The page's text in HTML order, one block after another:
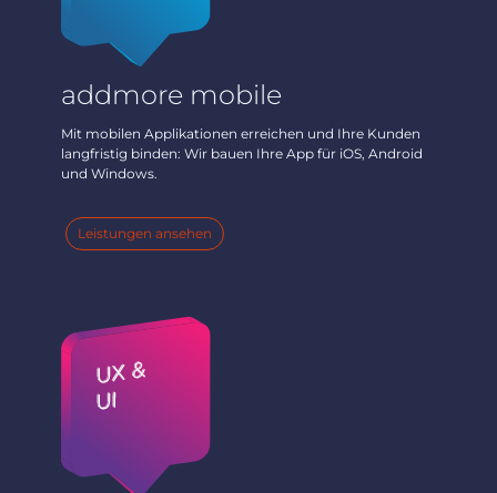
addmore mobile
Mit mobilen Applikationen erreichen und Ihre Kunden
langfristig binden: Wir bauen Ihre App für iOS, Android
und Windows.
Leistungen ansehen